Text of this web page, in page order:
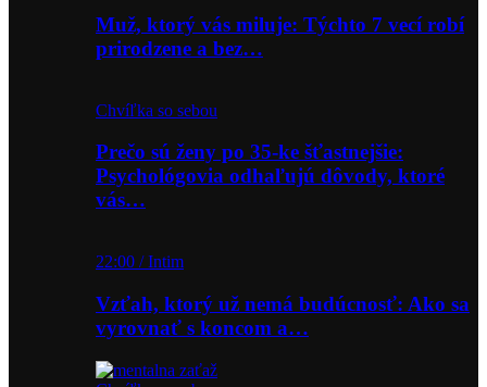
Muž, ktorý vás miluje: Týchto 7 vecí robí
prirodzene a bez…
Chvíľka so sebou
Prečo sú ženy po 35-ke šťastnejšie:
Psychológovia odhaľujú dôvody, ktoré
vás…
22:00 / Intim
Vzťah, ktorý už nemá budúcnosť: Ako sa
vyrovnať s koncom a…